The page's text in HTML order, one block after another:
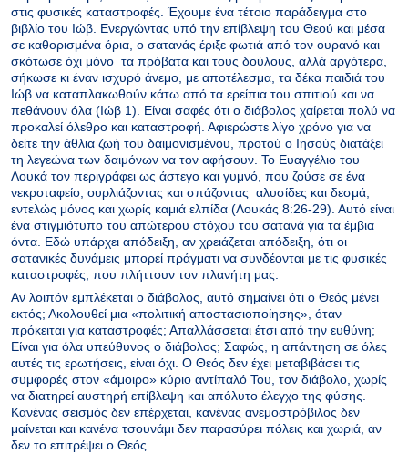
στις φυσικές καταστροφές. Έχουμε ένα τέτοιο παράδειγμα στο
βιβλίο του Ιώβ. Ενεργώντας υπό την επίβλεψη του Θεού και μέσα
σε καθορισμένα όρια, ο σατανάς έριξε φωτιά από τον ουρανό και
σκότωσε όχι μόνο τα πρόβατα και τους δούλους, αλλά αργότερα,
σήκωσε κι έναν ισχυρό άνεμο, με αποτέλεσμα, τα δέκα παιδιά του
Ιώβ να καταπλακωθούν κάτω από τα ερείπια του σπιτιού και να
πεθάνουν όλα (Ιώβ 1). Είναι σαφές ότι ο διάβολος χαίρεται πολύ να
προκαλεί όλεθρο και καταστροφή. Αφιερώστε λίγο χρόνο για να
δείτε την άθλια ζωή του δαιμονισμένου, προτού ο Ιησούς διατάξει
τη λεγεώνα των δαιμόνων να τον αφήσουν. Το Ευαγγέλιο του
Λουκά τον περιγράφει ως άστεγο και γυμνό, που ζούσε σε ένα
νεκροταφείο, ουρλιάζοντας και σπάζοντας αλυσίδες και δεσμά,
εντελώς μόνος και χωρίς καμιά ελπίδα (Λουκάς 8:26-29). Αυτό είναι
ένα στιγμιότυπο του απώτερου στόχου του σατανά για τα έμβια
όντα. Εδώ υπάρχει απόδειξη, αν χρειάζεται απόδειξη, ότι οι
σατανικές δυνάμεις μπορεί πράγματι να συνδέονται με τις φυσικές
καταστροφές, που πλήττουν τον πλανήτη μας.
Αν λοιπόν εμπλέκεται ο διάβολος, αυτό σημαίνει ότι ο Θεός μένει
εκτός; Ακολουθεί μια «πολιτική αποστασιοποίησης», όταν
πρόκειται για καταστροφές; Απαλλάσσεται έτσι από την ευθύνη;
Είναι για όλα υπεύθυνος ο διάβολος; Σαφώς, η απάντηση σε όλες
αυτές τις ερωτήσεις, είναι όχι. Ο Θεός δεν έχει μεταβιβάσει τις
συμφορές στον «άμοιρο» κύριο αντίπαλό Του, τον διάβολο, χωρίς
να διατηρεί αυστηρή επίβλεψη και απόλυτο έλεγχο της φύσης.
Κανένας σεισμός δεν επέρχεται, κανένας ανεμοστρόβιλος δεν
μαίνεται και κανένα τσουνάμι δεν παρασύρει πόλεις και χωριά, αν
δεν το επιτρέψει ο Θεός.